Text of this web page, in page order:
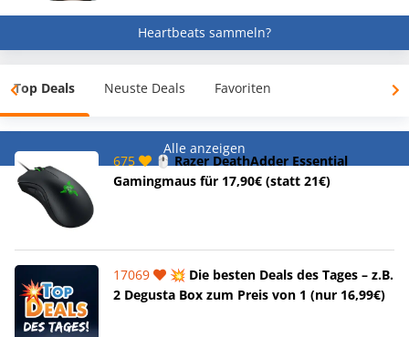
Heartbeats sammeln?
Top Deals Neuste Deals Favoriten
Alle anzeigen
675
🖱️ Razer DeathAdder Essential
Gamingmaus für 17,90€ (statt 21€)
17069
💥 Die besten Deals des Tages – z.B.
2 Degusta Box zum Preis von 1 (nur 16,99€)